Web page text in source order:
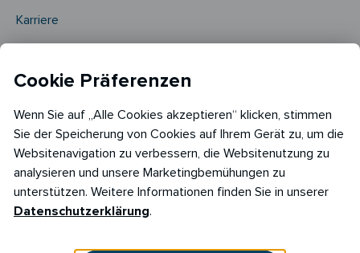
Karriere
FAQ
Magazin
Kundenportal
Affiliate Partner
Cookie Präferenzen
Wenn Sie auf „Alle Cookies akzeptieren“ klicken, stimmen
Sie der Speicherung von Cookies auf Ihrem Gerät zu, um die
Websitenavigation zu verbessern, die Websitenutzung zu
analysieren und unsere Marketingbemühungen zu
unterstützen. Weitere Informationen finden Sie in unserer
Datenschutzerklärung.